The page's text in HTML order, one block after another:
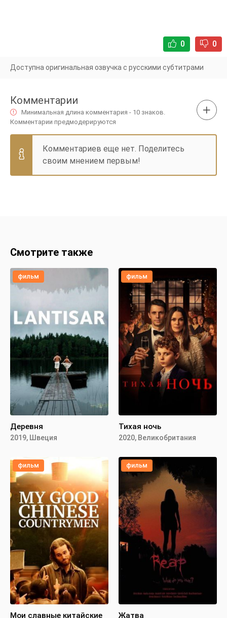
0 0
Доступна оригинальная озвучка с русскими субтитрами
Комментарии
Минимальная длина комментария - 10 знаков.
Комментарии предмодерируются
Комментариев еще нет. Поделитесь
своим мнением первым!
Смотрите также
фильм
Деревня
2019, Швеция
фильм
Тихая ночь
2020, Великобритания
фильм
Мои славные китайские
фильм
Жатва